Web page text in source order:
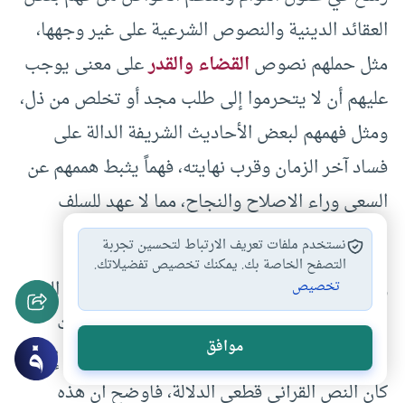
العقائد الدينية والنصوص الشرعية على غير وجهها،
مثل حملهم نصوصالقضاء والقدرعلى معنى يوجب
عليهم أن لا يتحرموا إلى طلب مجد أو تخلص من ذل،
ومثل فهمهم لبعض الأحاديث الشريفة الدالة على
فساد آخر الزمان وقرب نهايته، فهماً يثبط هممهم عن
السعي وراء الاصلاح والنجاح، مما لا عهد للسلف
الصالح به)(20).
وقد أخذ السيد جمال الدين بضرورة الفصل بين النص
القرآني المقدس المعصوم الخالد، وبين تفسيرات
البشر التي تقبل الخطأ والصواب في معظمها إلاّ إذا
كان النص القرآني قطعي الدلالة، فأوضح أن هذه
نستخدم ملفات تعريف الارتباط لتحسين تجربة
التصفح الخاصة بك. يمكنك تخصيص تفضيلاتك.
تخصيص
موافق